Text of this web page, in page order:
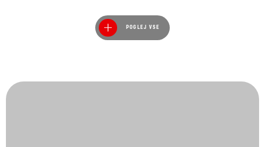
POGLEJ VSE